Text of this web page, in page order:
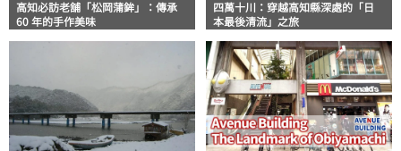
高知必訪老舖「松岡蒲鉾」：傳承
60 年的手作美味
四萬十川：穿越高知縣深處的「日
本最後清流」之旅